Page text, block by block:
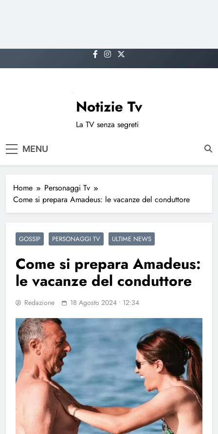
to
Notizie Tv
La TV senza segreti
MENU
Home
Personaggi Tv
Come si prepara Amadeus: le vacanze del conduttore
GOSSIP PERSONAGGI TV ULTIME NEWS
Come si prepara Amadeus:
le vacanze del conduttore
Redazione 18 Agosto 2024 • 12:34